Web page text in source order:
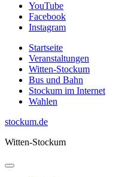
YouTube
Facebook
Instagram
Startseite
Veranstaltungen
Witten-Stockum
Bus und Bahn
Stockum im Internet
Wahlen
stockum.de
Witten-Stockum